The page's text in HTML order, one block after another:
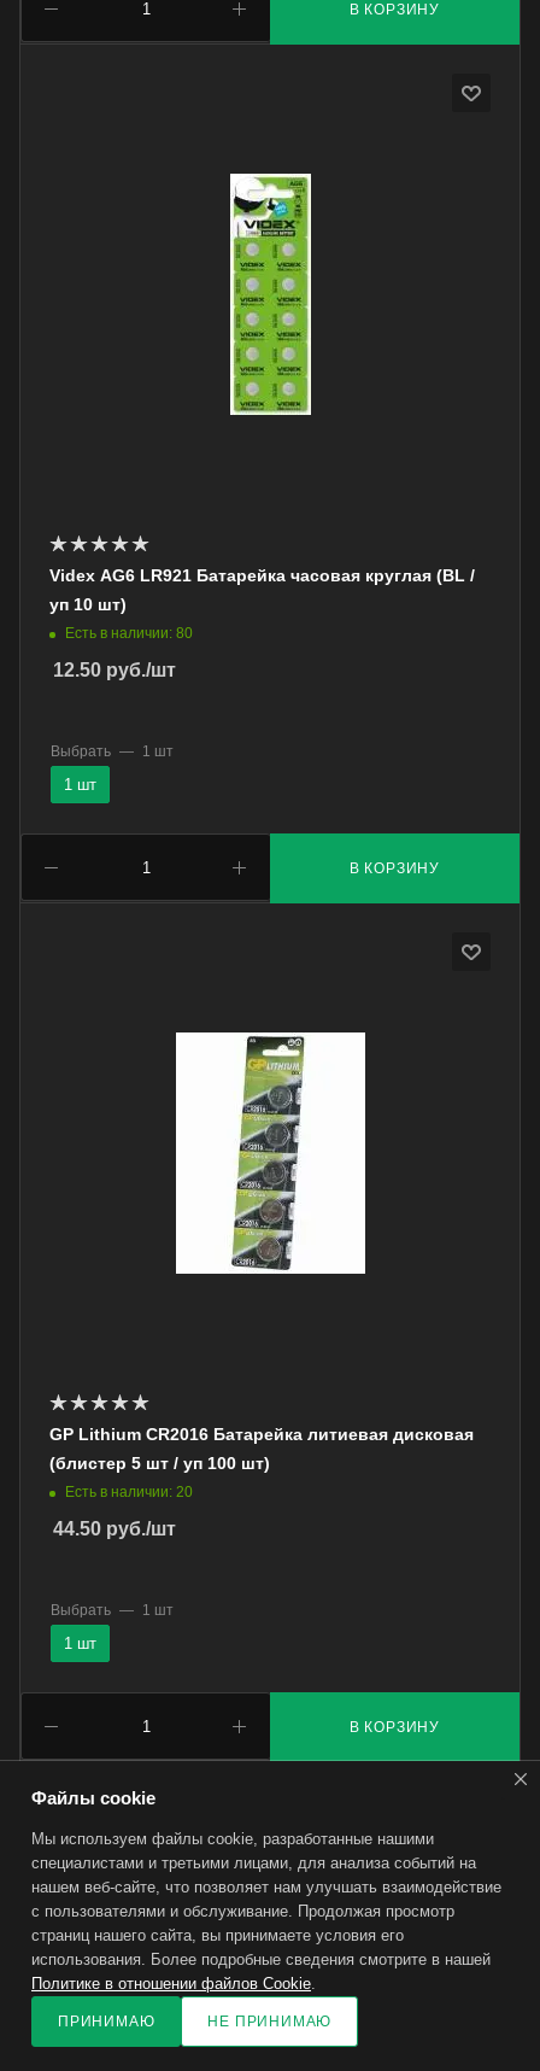
В КОРЗИНУ
Videx АG6 LR921 Батарейка часовая круглая (BL /
уп 10 шт)
Есть в наличии: 80
12.50 руб./шт
В КОРЗИНУ
Выбрать — 1 шт
1 шт
GP Lithium CR2016 Батарейка литиевая дисковая
(блистер 5 шт / уп 100 шт)
Есть в наличии: 20
44.50 руб./шт
В КОРЗИНУ
Выбрать — 1 шт
1 шт
Файлы cookie
Мы используем файлы cookie, разработанные нашими
специалистами и третьими лицами, для анализа событий на
нашем веб-сайте, что позволяет нам улучшать взаимодействие
с пользователями и обслуживание. Продолжая просмотр
страниц нашего сайта, вы принимаете условия его
использования. Более подробные сведения смотрите в нашей
Политике в отношении файлов Cookie.
ПРИНИМАЮ НЕ ПРИНИМАЮ